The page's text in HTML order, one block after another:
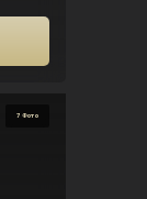
7 Фото